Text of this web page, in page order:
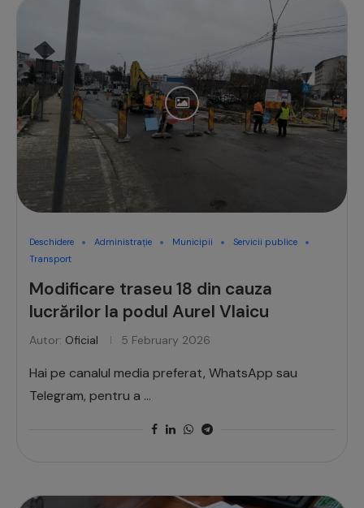
Deschidere Administrație Municipii
Servicii publice
Transport
Modificare traseu 18 din cauza
lucrărilor la podul Aurel Vlaicu
Autor: Oficial 5 February 2026
Hai pe canalul media preferat, WhatsApp sau
Telegram, pentru a …